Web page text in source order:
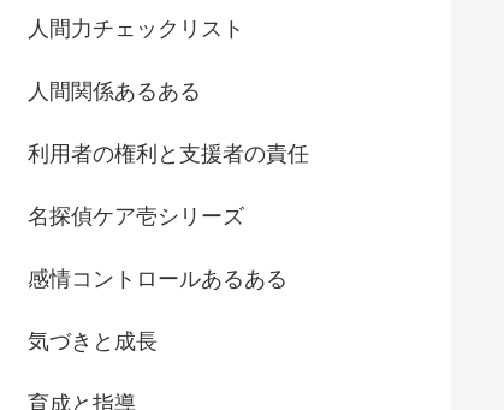
人間力チェックリスト
人間関係あるある
利用者の権利と支援者の責任
名探偵ケア壱シリーズ
感情コントロールあるある
気づきと成長
育成と指導